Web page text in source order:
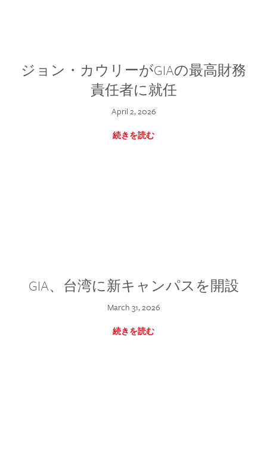
ジョン・カウリーがGIAの最高財務
責任者に就任
April 2, 2026
続きを読む
GIA、台湾に新キャンパスを開設
March 31, 2026
続きを読む